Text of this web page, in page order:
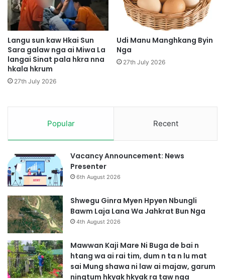
a
p
R
i
m
W
o
i
p
M
a
l
u
M
a
s
w
a
w
d
a
w
H
t
H
p
y
Langu sun kaw Hkai Sun
Sara galaw nga ai Miwa La
langai Sinat pala hkra nna
hkala hkrum
27th July 2026
Udi Manu Manghkang Byin
Nga
27th July 2026
Popular Recent
Vacancy Announcement: News
Presenter
6th August 2026
Shwegu Ginra Myen Hpyen Nbungli
Bawm Laja Lana Wa Jahkrat Bun Nga
4th August 2026
Mawwan Kaji Mare Ni Buga de bai n
htang wa ai rai tim, dum n ta n lu mat
sai Mung shawa ni law ai majaw, garum
ningtum hkyak hkyak ra taw nga